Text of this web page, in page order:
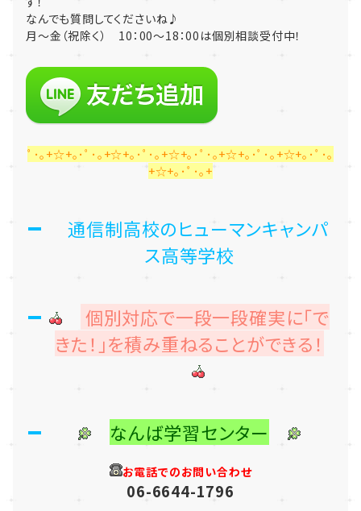
なんでも質問してくださいね♪
月～金（祝除く） 10：00～18：00は個別相談受付中！
ﾟ･｡+☆+｡･ﾟ･｡+☆+｡･ﾟ･｡+☆+｡･ﾟ･｡+☆+｡･ﾟ･｡+☆+｡･ﾟ･｡
+☆+｡･ﾟ･｡+
通信制高校のヒューマンキャンパ
ス高等学校
個別対応で一段一段確実に「で
きた！」を積み重ねることができる！
なんば学習センター
お電話でのお問い合わせ
06-6644-1796